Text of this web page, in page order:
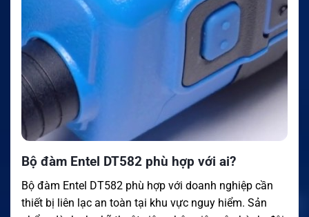
Bộ đàm Entel DT582 phù hợp với ai?
Bộ đàm Entel DT582 phù hợp với doanh nghiệp cần
thiết bị liên lạc an toàn tại khu vực nguy hiểm. Sản